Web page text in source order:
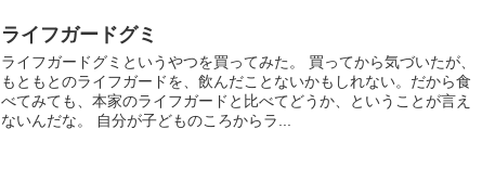
ライフガードグミ
ライフガードグミというやつを買ってみた。 買ってから気づいたが、
もともとのライフガードを、飲んだことないかもしれない。だから食
べてみても、本家のライフガードと比べてどうか、ということが言え
ないんだな。 自分が子どものころからラ...